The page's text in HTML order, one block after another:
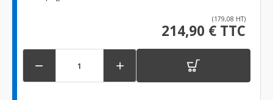
(179,08 HT)
214,90 € TTC
 